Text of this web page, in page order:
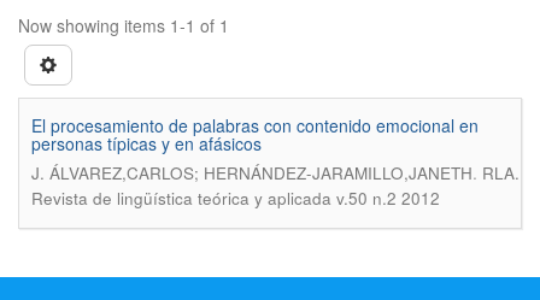
Now showing items 1-1 of 1
El procesamiento de palabras con contenido emocional en
personas típicas y en afásicos
J. ÁLVAREZ,CARLOS; HERNÁNDEZ-JARAMILLO,JANETH. RLA.
Revista de lingüística teórica y aplicada v.50 n.2 2012